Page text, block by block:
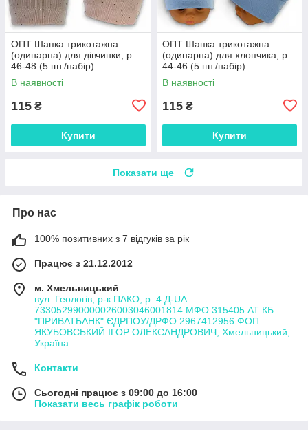
ОПТ Шапка трикотажна
(одинарна) для дівчинки, р.
46-48 (5 шт./набір)
В наявності
115 ₴
Купити
ОПТ Шапка трикотажна
(одинарна) для хлопчика, р.
44-46 (5 шт./набір)
В наявності
115 ₴
Купити
Показати ще
Про нас
100% позитивних з 7 відгуків за рік
Працює з 21.12.2012
м. Хмельницький
вул. Геологів, р-к ПАКО, р. 4 Д-UA
733052990000026003046001814 МФО 315405 АТ КБ
"ПРИВАТБАНК" ЄДРПОУ/ДРФО 2967412956 ФОП
ЯКУБОВСЬКИЙ ІГОР ОЛЕКСАНДРОВИЧ, Хмельницький,
Україна
Контакти
Сьогодні працює з 09:00 до 16:00
Показати весь графік роботи